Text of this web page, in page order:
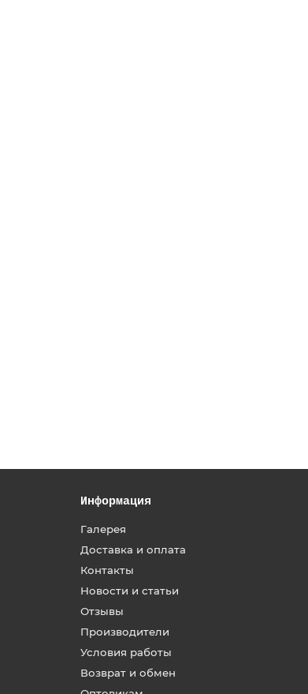
Информация
Галерея
Доставка и оплата
Контакты
Новости и статьи
Отзывы
Производители
Условия работы
Возврат и обмен